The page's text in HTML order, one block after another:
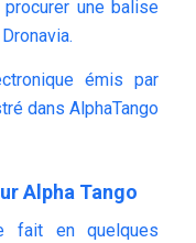
une balise
Dronavia.
émis par
dans AlphaTango
Alpha Tango
fait en quelques